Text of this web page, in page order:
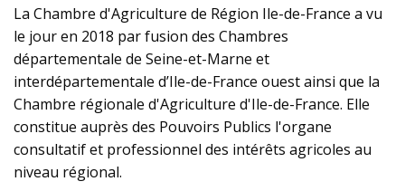
La Chambre d'Agriculture de Région Ile-de-France a vu
le jour en 2018 par fusion des Chambres
départementale de Seine-et-Marne et
interdépartementale d’Ile-de-France ouest ainsi que la
Chambre régionale d'Agriculture d'Ile-de-France. Elle
constitue auprès des Pouvoirs Publics l'organe
consultatif et professionnel des intérêts agricoles au
niveau régional.